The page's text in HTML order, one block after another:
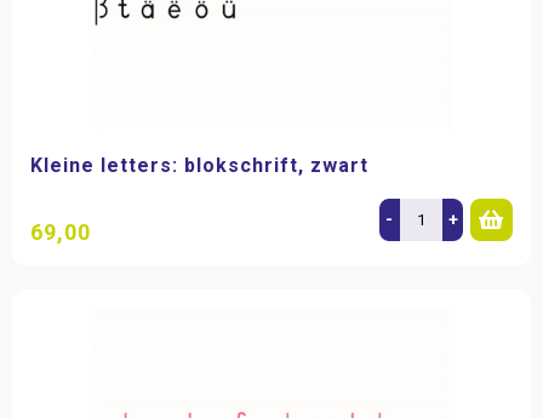
Kleine letters: blokschrift, zwart
69,00 - +